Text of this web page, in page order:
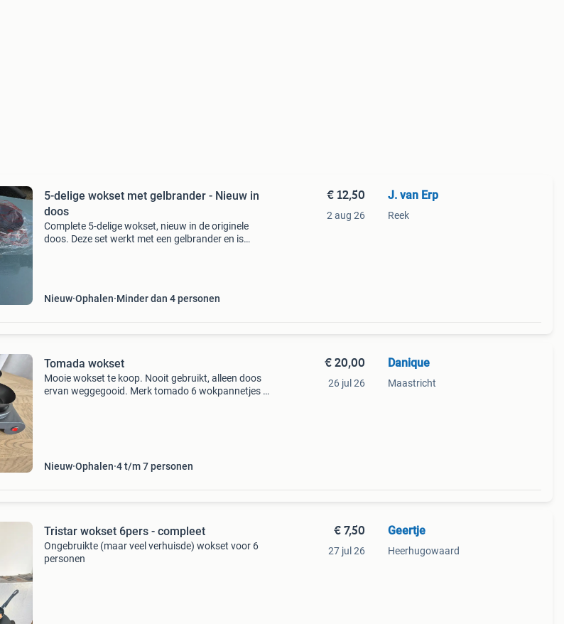
5-delige wokset met gelbrander - Nieuw in
doos
Complete 5-delige wokset, nieuw in de originele
doos. Deze set werkt met een gelbrander en is
Nieuw Ophalen Minder dan 4 personen
€ 12,50
2 aug 26
J. van Erp
Reek
Tomada wokset
Mooie wokset te koop. Nooit gebruikt, alleen doos
ervan weggegooid. Merk tomado 6 wokpannetjes +
Nieuw Ophalen 4 t/m 7 personen
€ 20,00
26 jul 26
Danique
Maastricht
Tristar wokset 6pers - compleet
Ongebruikte (maar veel verhuisde) wokset voor 6
personen
€ 7,50
27 jul 26
Geertje
Heerhugowaard